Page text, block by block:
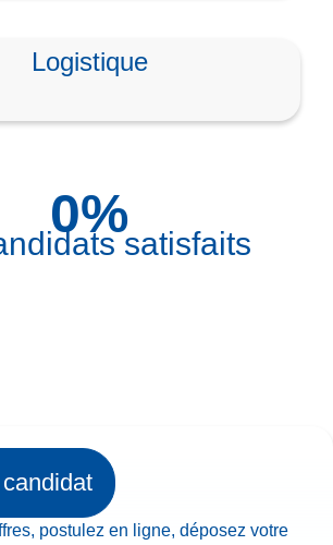
Logistique
0%satisfaits
postulez en ligne, déposez votre